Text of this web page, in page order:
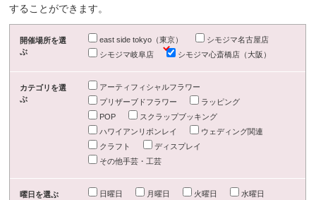
することができます。
開催場所を選
ぶ
east side tokyo（東京）
シモジマ名古屋店
シモジマ岐阜店
シモジマ心斎橋店（大阪）
カテゴリを選
ぶ
アーティフィシャルフラワー
プリザーブドフラワー
ラッピング
POP
スクラップブッキング
ハワイアンリボンレイ
ウェディング関連
クラフト
ディスプレイ
その他手芸・工芸
曜日を選ぶ 日曜日 月曜日 火曜日
水曜日